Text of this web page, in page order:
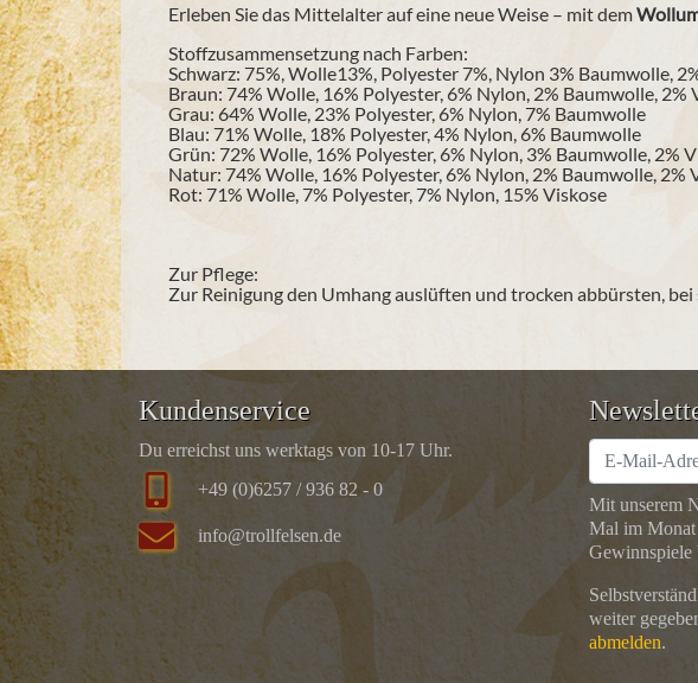
Erleben Sie das Mittelalter auf eine neue Weise – mit dem
Stoffzusammensetzung nach Farben:
Schwarz: 75%, Wolle13%, Polyester 7%, Nylon 3% Baumwolle,
Braun: 74% Wolle, 16% Polyester, 6% Nylon, 2% Baumwolle, 2%
Grau: 64% Wolle, 23% Polyester, 6% Nylon, 7% Baumwolle
Blau: 71% Wolle, 18% Polyester, 4% Nylon, 6% Baumwolle
Grün: 72% Wolle, 16% Polyester, 6% Nylon, 3% Baumwolle, 2%
Natur: 74% Wolle, 16% Polyester, 6% Nylon, 2% Baumwolle, 2%
Rot: 71% Wolle, 7% Polyester, 7% Nylon, 15% Viskose
Zur Pflege:
Zur Reinigung den Umhang auslüften und trocken abbürsten,
Kundenservice
Du erreichst uns werktags von 10-17 Uhr.
+49 (0)6257 / 936 82 - 0
info@trollfelsen.de
Mit unserem
Mal im
Gewinnspiele
weiter
abmelden.